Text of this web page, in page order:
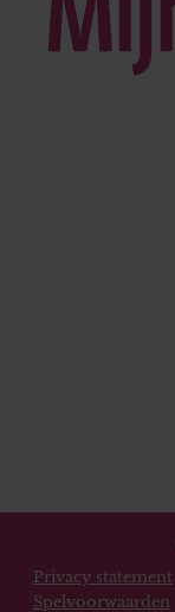
Privacy statement
Spelvoorwaarden